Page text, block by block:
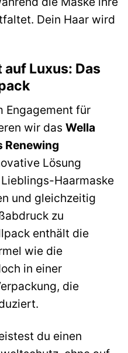
Dein Haar wird
Luxus: Das
Engagement für
wir das Wella
Renewing
Lösung
Haarmaske
und gleichzeitig
zu
enthält die
wie die
in einer
die
du einen